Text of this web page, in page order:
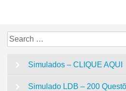
Search
for:
Simulados – CLIQUE AQUI
Simulado LDB – 200